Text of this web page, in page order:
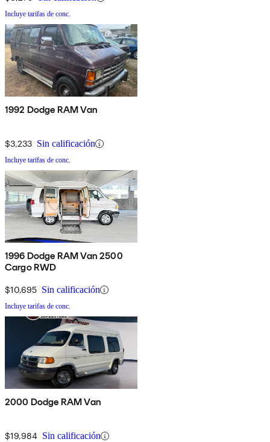
Incluye tarifas de conc.
1992 Dodge RAM Van
$3,233 Sin calificación
Incluye tarifas de conc.
1996 Dodge RAM Van 2500
Cargo RWD
$10,695 Sin calificación
Incluye tarifas de conc.
2000 Dodge RAM Van
$19,984 Sin calificación